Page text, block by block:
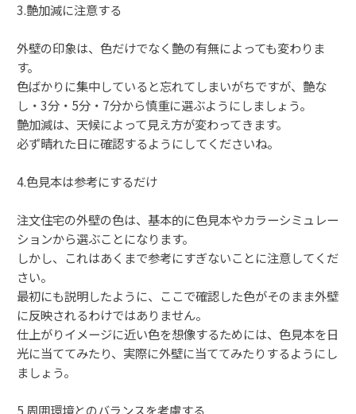
3.艶加減に注意する
外壁の印象は、色だけでなく艶の有無によっても変わりま
す。
色ばかりに集中していると忘れてしまいがちですが、艶な
し・3分・5分・7分から慎重に選ぶようにしましょう。
艶加減は、天候によって見え方が変わってきます。
必ず晴れた日に確認するようにしてくださいね。
4.色見本は参考にするだけ
注文住宅の外壁の色は、基本的に色見本やカラーシミュレー
ションから選ぶことになります。
しかし、これはあくまで参考にすぎないことに注意してくだ
さい。
最初にも説明したように、ここで確認した色がそのまま外壁
に反映されるわけではありません。
仕上がりイメージに近い色を想像するためには、色見本を日
光に当ててみたり、実際に外壁に当ててみたりするようにし
ましょう。
5.周囲環境とのバランスを考慮する